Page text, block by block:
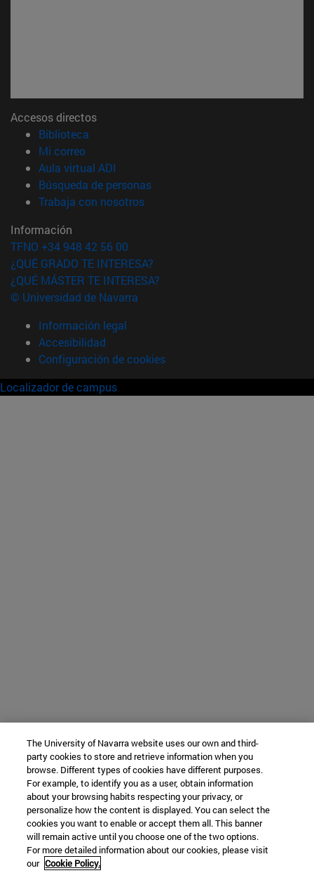
Accesos directos
Biblioteca
Mi correo(abre en nueva ventana)
Aula virtual ADI
Búsqueda de personas(abre en nueva ventana)
Trabaja con nosotros(abre en nueva ventana)
Información
TFNO +34 948 42 56 00
¿QUÉ GRADO TE INTERESA?
¿QUÉ MÁSTER TE INTERESA?
© Universidad de Navarra
Información legal
Accesibilidad
Configuración de cookies
Localizador de campus
The University of Navarra website uses our own and third-
party cookies to store and retrieve information when you
browse. Different types of cookies have different purposes.
For example, to identify you as a user, obtain information
about your browsing habits respecting your privacy, or
personalize how the content is displayed. You can select the
cookies you want to enable or accept them all. This banner
will remain active until you choose one of the two options.
For more detailed information about our cookies, please visit
our Cookie Policy.